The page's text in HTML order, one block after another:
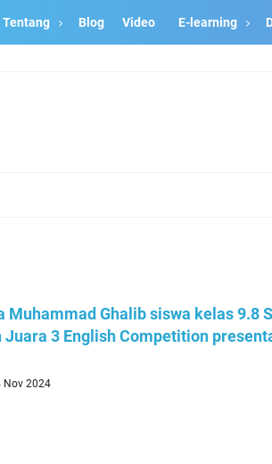
Tentang Blog Video E-learning
Muhammad Ghalib siswa kelas 9.8
3 English Competition
Nov 2024